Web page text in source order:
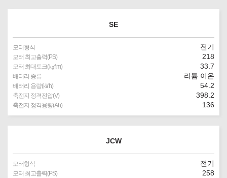
SE
모터형식 전기
모터 최고출력(PS) 218
모터 최대토크(㎏f.m) 33.7
배터리 종류 리튬 이온
배터리 용량(㎾h) 54.2
축전지 정격전압(V) 398.2
축전지 정격용량(Ah) 136
JCW
모터형식 전기
모터 최고출력(PS) 258